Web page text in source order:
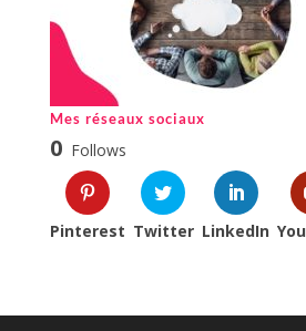
Mes réseaux sociaux
0 Follows
Pinterest Twitter LinkedIn